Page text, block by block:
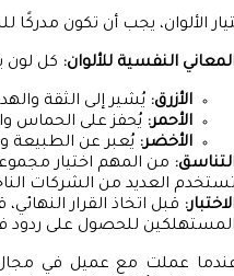
الألوان، يجب أن تكون مدركًا
النفسية للألوان: كل لون
الأزرق: يُشير إلى الثقة
الأحمر: يُحفز على الحماس
الأخضر: يُعبر عن الطبيعة
من المهم اختيار
تستخدم العديد من الشركات
قبل اتخاذ القرار
المستهلكين للحصول على
عملت مع عميل في مجال